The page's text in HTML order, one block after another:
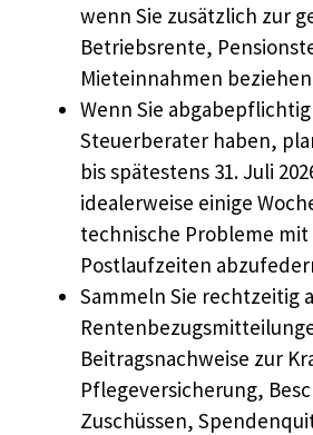
wenn Sie zusätzlich zur
Betriebsrente,
Mieteinnahmen
Wenn Sie
Steuerberater haben,
bis spätestens 31. Juli
idealerweise einige
technische Probleme mit
Postlaufzeiten
Sammeln Sie rechtzeitig
Beitragsnachweise zur
Pflegeversicherung,
Zuschüssen,